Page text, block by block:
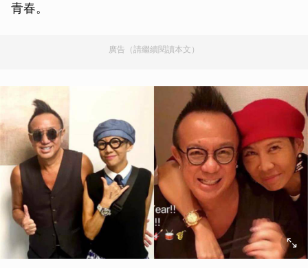
青春。
廣告（請繼續閱讀本文）